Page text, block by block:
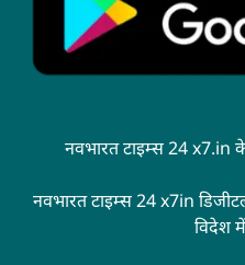
नवभारत टाइम्स 24 x7.in
नवभारत टाइम्स 24 x7in
विदेश